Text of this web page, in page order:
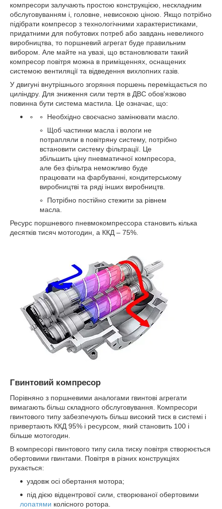
компресори залучають простою конструкцією, нескладним
обслуговуванням і, головне, невисокою ціною. Якщо потрібно
підібрати компресор з технологічними характеристиками,
придатними для побутових потреб або завдань невеликого
виробництва, то поршневий агрегат буде правильним
вибором. Але майте на увазі, що встановлювати такий
компресор повітря можна в приміщеннях, оснащених
системою вентиляції та відведення вихлопних газів.
У двигуні внутрішнього згоряння поршень переміщається по
циліндру. Для зниження сили тертя в ДВС обов'язково
повинна бути система мастила. Це означає, що:
Необхідно своєчасно замінювати масло.
Щоб частинки масла і вологи не
потрапляли в повітряну систему, потрібно
встановити систему фільтрації. Це
збільшить ціну пневматичної компресора,
але без фільтра неможливо буде
працювати на фарбуванні, кондитерському
виробництві та ряді інших виробництв.
Потрібно постійно стежити за рівнем
масла.
Ресурс поршневого пневмокомпрессора становить кілька
десятків тисяч мотогодин, а ККД – 75%.
Гвинтовий компресор
Порівняно з поршневими аналогами гвинтові агрегати
вимагають більш складного обслуговування. Компресори
гвинтового типу забезпечують більш високий тиск в системі і
привертають ККД 95% і ресурсом, який становить 100 і
більше мотогодин.
В компресорі гвинтового типу сила тиску повітря створюється
обертовими гвинтами. Повітря в різних конструкціях
рухається:
уздовж осі обертання мотора;
під дією відцентрової сили, створюваної обертовими
лопатями колісного ротора.